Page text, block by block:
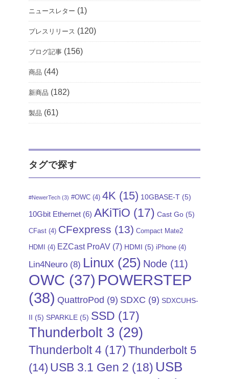
ニュースレター (1)
プレスリリース (120)
ブログ記事 (156)
商品 (44)
新商品 (182)
製品 (61)
タグで探す
#NewerTech (3) #OWC (4) 4K (15) 10GBASE-T (5)
10Gbit Ethernet (6) AKiTiO (17) Cast Go (5)
CFast (4) CFexpress (13) Compact Mate2
HDMI (4) EZCast ProAV (7) HDMI (5) iPhone (4)
Lin4Neuro (8) Linux (25) Node (11)
OWC (37) POWERSTEP
(38) QuattroPod (9) SDXC (9) SDXCUHS-
II (5) SPARKLE (5) SSD (17)
Thunderbolt 3 (29)
Thunderbolt 4 (17) Thunderbolt 5
(14) USB 3.1 Gen 2 (18) USB